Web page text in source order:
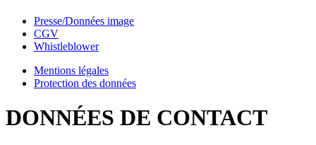
Presse/Données image
CGV
Whistleblower
Mentions légales
Protection des données
DONNÉES DE CONTACT